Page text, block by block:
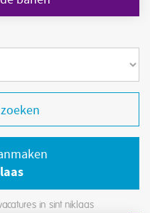
in sint niklaas